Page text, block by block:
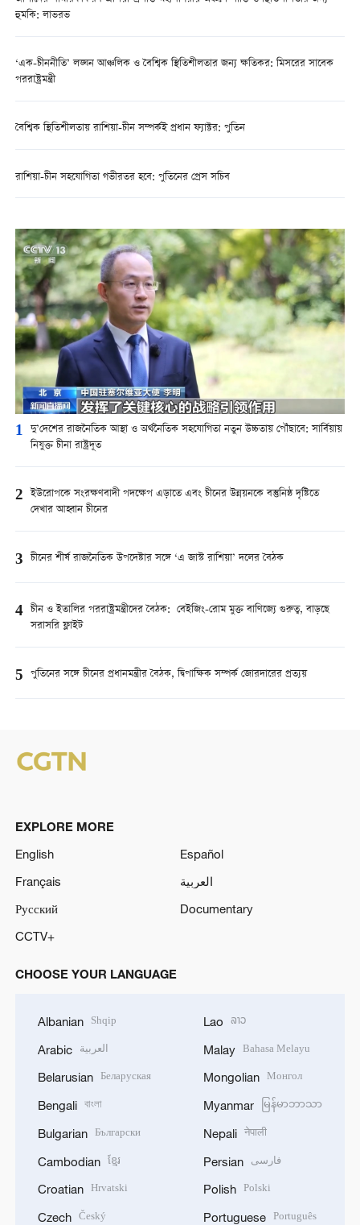
হুমকি: লাভরভ
‘এক-চীননীতি’ লঙ্ঘন আঞ্চলিক ও বৈশ্বিক স্থিতিশীলতার জন্য ক্ষতিকর: মিসরের সাবেক
পররাষ্ট্রমন্ত্রী
বৈশ্বিক স্থিতিশীলতায় রাশিয়া-চীন সম্পর্কই প্রধান ফ্যাক্টর: পুতিন
রাশিয়া-চীন সহযোগিতা গভীরতর হবে: পুতিনের প্রেস সচিব
1 দু’দেশের রাজনৈতিক আস্থা ও অর্থনৈতিক সহযোগিতা নতুন উচ্চতায় পৌঁছাবে: সার্বিয়ায়
নিযুক্ত চীনা রাষ্ট্রদূত
2 ইউরোপকে সংরক্ষণবাদী পদক্ষেপ এড়াতে এবং চীনের উন্নয়নকে বস্তুনিষ্ঠ দৃষ্টিতে
দেখার আহ্বান চীনের
3 চীনের শীর্ষ রাজনৈতিক উপদেষ্টার সঙ্গে ‘এ জাস্ট রাশিয়া’ দলের বৈঠক
4 চীন ও ইতালির পররাষ্ট্রমন্ত্রীদের বৈঠক: বেইজিং-রোম মুক্ত বাণিজ্যে গুরুত্ব, বাড়ছে
সরাসরি ফ্লাইট
5 পুতিনের সঙ্গে চীনের প্রধানমন্ত্রীর বৈঠক, দ্বিপাক্ষিক সম্পর্ক জোরদারের প্রত্যয়
EXPLORE MORE
English
Español
Français
العربية
Русский
Documentary
CCTV+
CHOOSE YOUR LANGUAGE
Albanian Shqip
Arabic العربية
Belarusian Беларуская
Bengali বাংলা
Bulgarian Български
Cambodian ខ្មែរ
Croatian Hrvatski
Czech Český
Lao ລາວ
Malay Bahasa Melayu
Mongolian Монгол
Myanmar မြန်မာဘာသာ
Nepali नेपाली
Persian فارسی
Polish Polski
Portuguese Português